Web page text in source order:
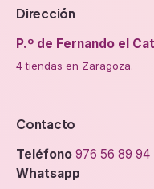
Dirección
P.º de Fernando el
4 tiendas en Zaragoza.
Contacto
Teléfono 976 56 89 94
Whatsapp